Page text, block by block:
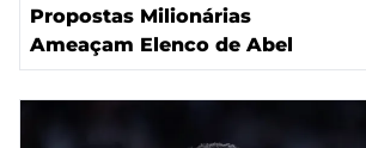
Propostas Milionárias
Ameaçam Elenco de Abel